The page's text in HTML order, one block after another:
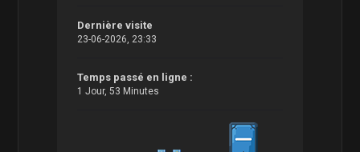
Dernière visite
23-06-2026, 23:33
Temps passé en ligne :
1 Jour, 53 Minutes